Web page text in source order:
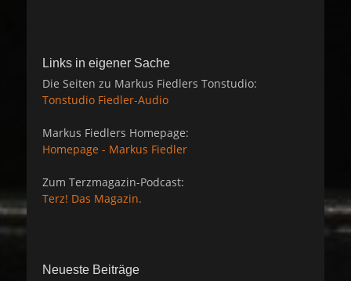
Links in eigener Sache
Die Seiten zu Markus Fiedlers Tonstudio:
Tonstudio Fiedler-Audio
Markus Fiedlers Homepage:
Homepage - Markus Fiedler
Zum Terzmagazin-Podcast:
Terz! Das Magazin.
Neueste Beiträge